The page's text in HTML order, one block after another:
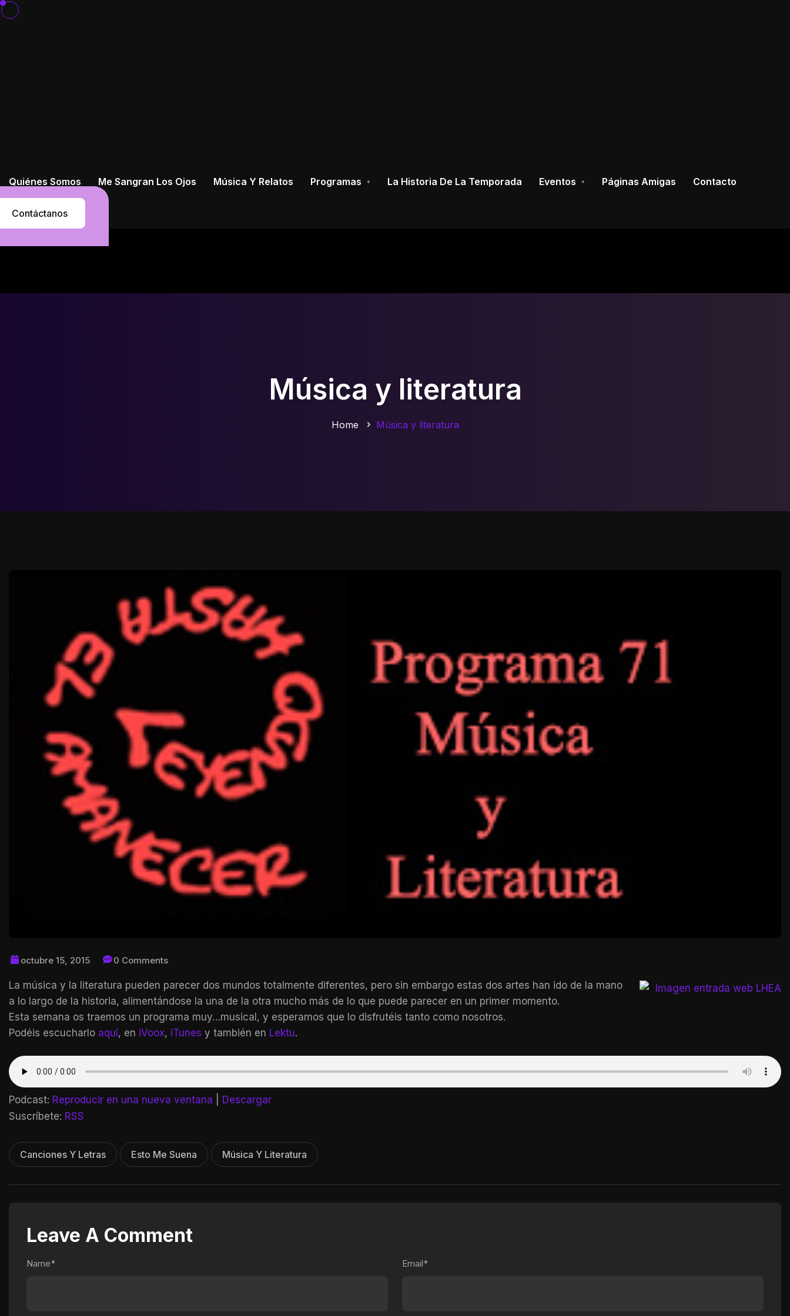
Quiénes Somos Me Sangran Los Ojos Música Y Relatos Programas La Historia De La Temporada Eventos Páginas Amigas Contacto
Contáctanos
Contáctanos
Música y literatura
Home Música y literatura
octubre 15, 2015 0 Comments
La música y la literatura pueden parecer dos mundos totalmente diferentes, pero sin embargo estas dos artes han ido de la mano
a lo largo de la historia, alimentándose la una de la otra mucho más de lo que puede parecer en un primer momento.
Esta semana os traemos un programa muy…musical, y esperamos que lo disfrutéis tanto como nosotros.
Podéis escucharlo aquí, en iVoox, iTunes y también en Lektu.
Podcast: Reproducir en una nueva ventana
Descargar
Suscríbete: RSS
Canciones Y Letras Esto Me Suena Música Y Literatura
Leave A Comment
Name* Email*